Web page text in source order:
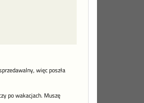
więc poszła
po wakacjach. Muszę